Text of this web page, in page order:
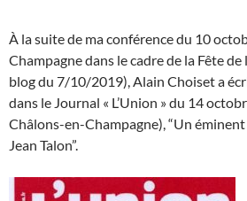
À la suite de ma conférence du 10
Champagne dans le cadre de la Fête de
blog du 7/10/2019), Alain Choiset a
dans le Journal « L’Union » du 14
Châlons-en-Champagne), “Un
Jean Talon”.